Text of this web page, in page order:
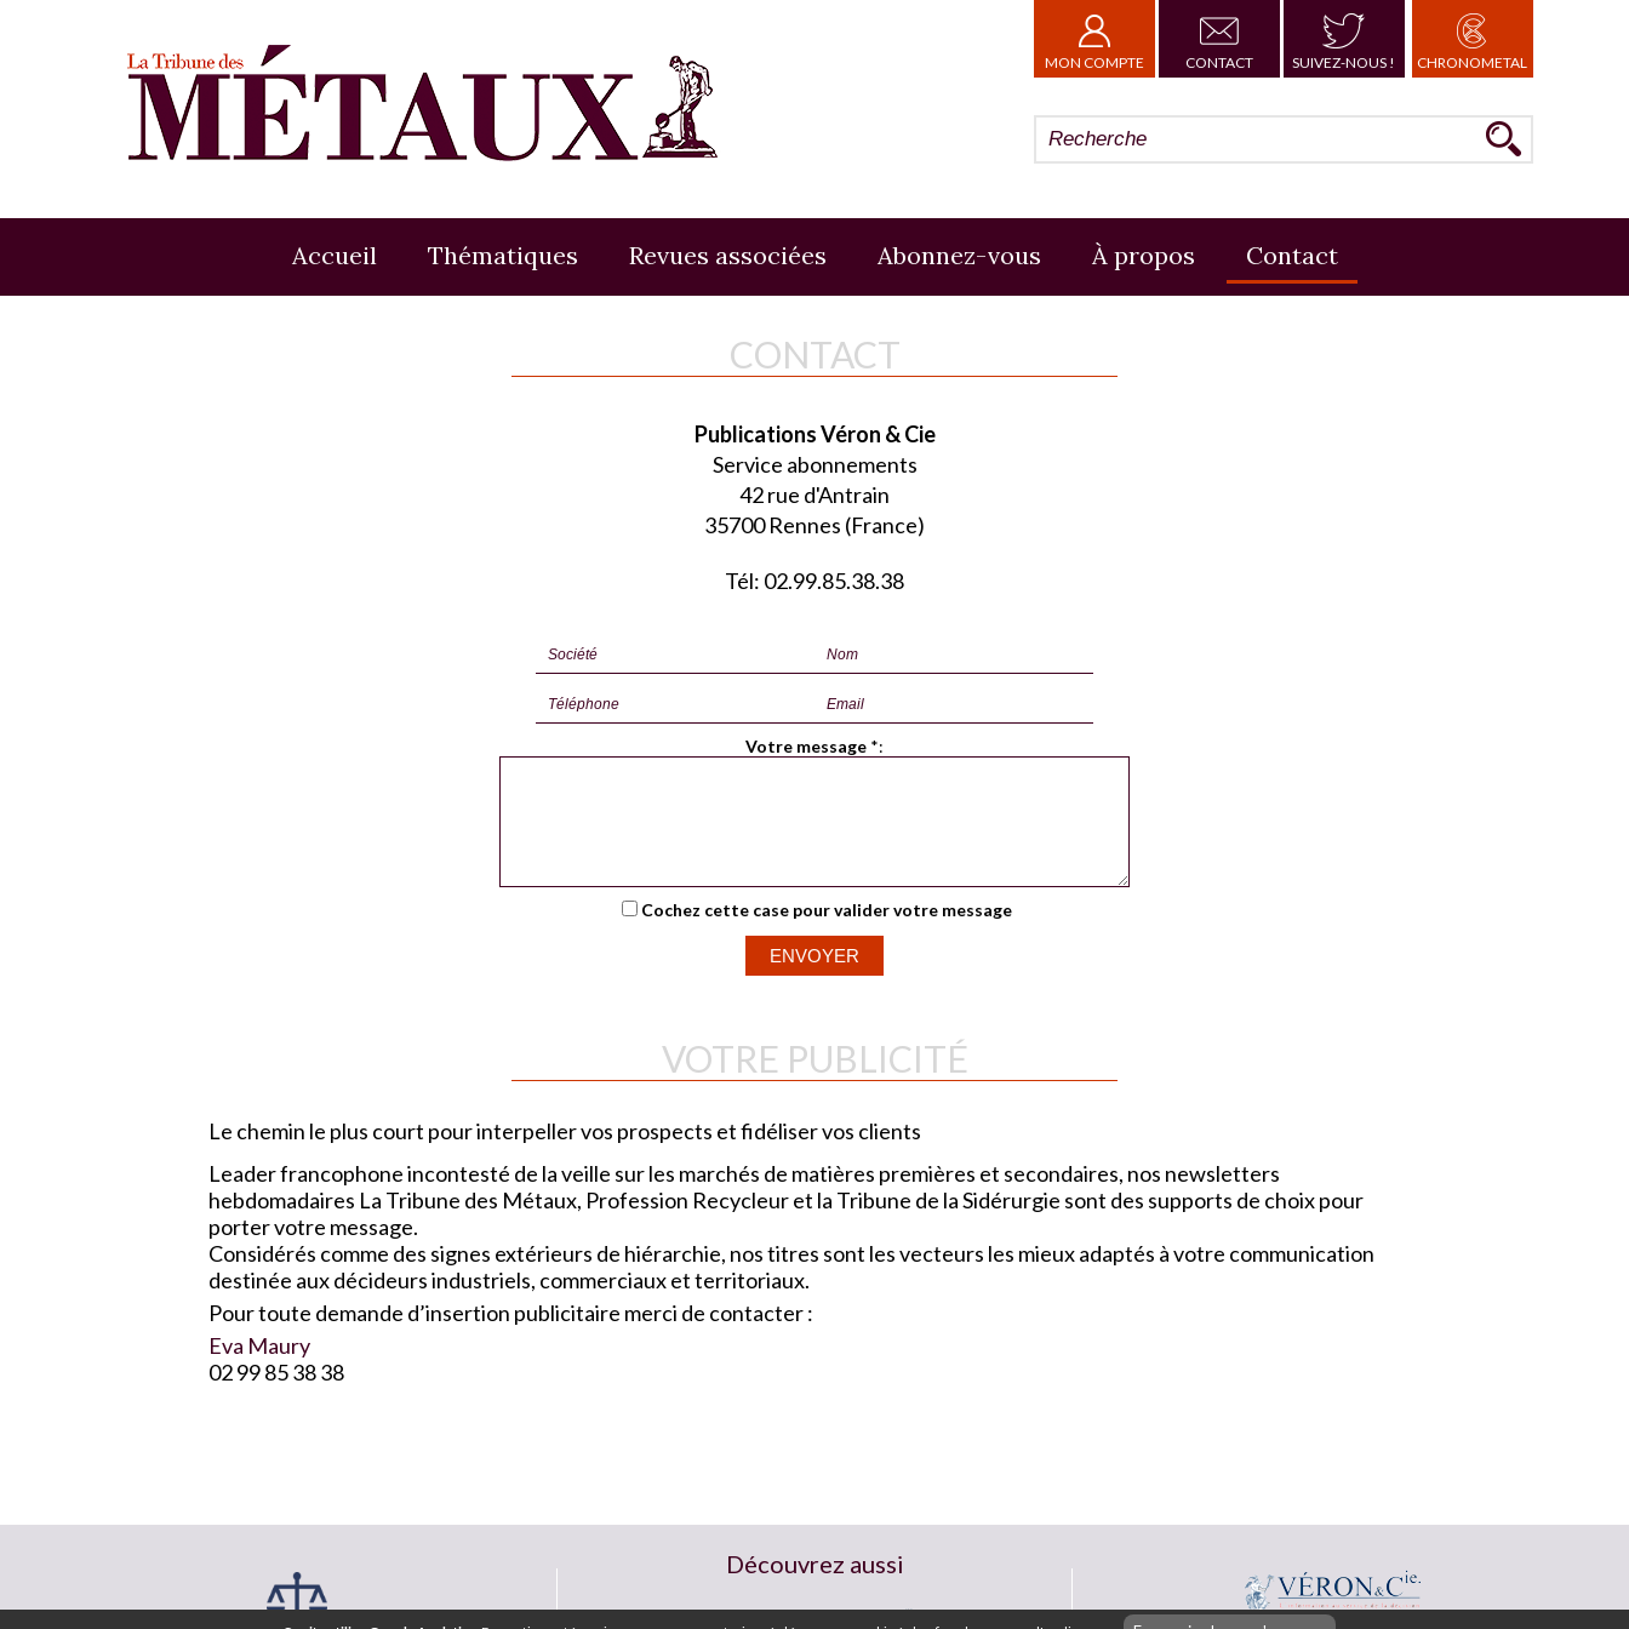
MON COMPTE CONTACT SUIVEZ-NOUS ! CHRONOMETAL
Accueil Thématiques Revues associées Abonnez-vous À propos Contact
CONTACT
Publications Véron & Cie
Service abonnements
42 rue d'Antrain
35700 Rennes (France)
Tél: 02.99.85.38.38
Votre message *:
Cochez cette case pour valider votre message
VOTRE PUBLICITÉ
Le chemin le plus court pour interpeller vos prospects et fidéliser vos clients
Leader francophone incontesté de la veille sur les marchés de matières premières et secondaires, nos newsletters
hebdomadaires La Tribune des Métaux, Profession Recycleur et la Tribune de la Sidérurgie sont des supports de choix pour
porter votre message.
Considérés comme des signes extérieurs de hiérarchie, nos titres sont les vecteurs les mieux adaptés à votre communication
destinée aux décideurs industriels, commerciaux et territoriaux.
Pour toute demande d’insertion publicitaire merci de contacter :
Eva Maury
02 99 85 38 38
Découvrez aussi